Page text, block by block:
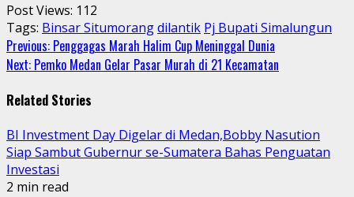
Post Views: 112
Tags: Binsar Situmorangdilantik Pj Bupati Simalungun
Continue
Reading
Previous: Penggagas Marah Halim Cup Meninggal Dunia
Next: Pemko Medan Gelar Pasar Murah di 21 Kecamatan
Related Stories
BI Investment Day Digelar di Medan,Bobby Nasution
Siap Sambut Gubernur se-Sumatera Bahas Penguatan
Investasi
2 min read